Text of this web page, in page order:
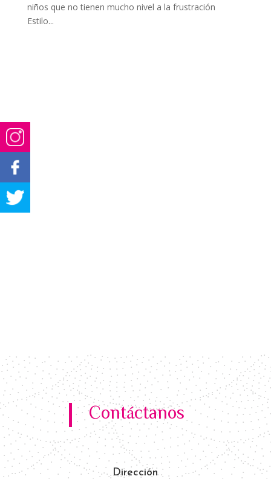
niños que no tienen mucho nivel a la frustración
Estilo...
Contáctanos
Dirección